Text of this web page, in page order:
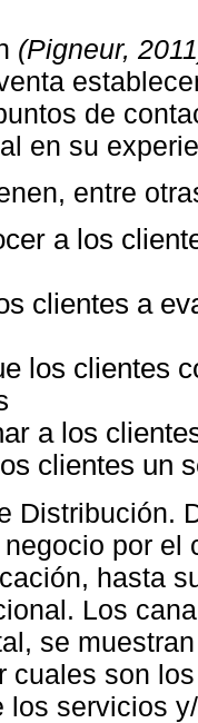
(Pigneur,
de
en su
entre
a los
clientes a
los clientes
a los
clientes un
Distribución.
por
hasta
Los
se
cuales son
los servicios